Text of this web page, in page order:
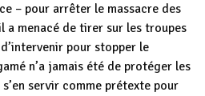
– pour arrêter le massacre des
a menacé de tirer sur les troupes
pour stopper le
n’a jamais été de protéger les
servir comme prétexte pour